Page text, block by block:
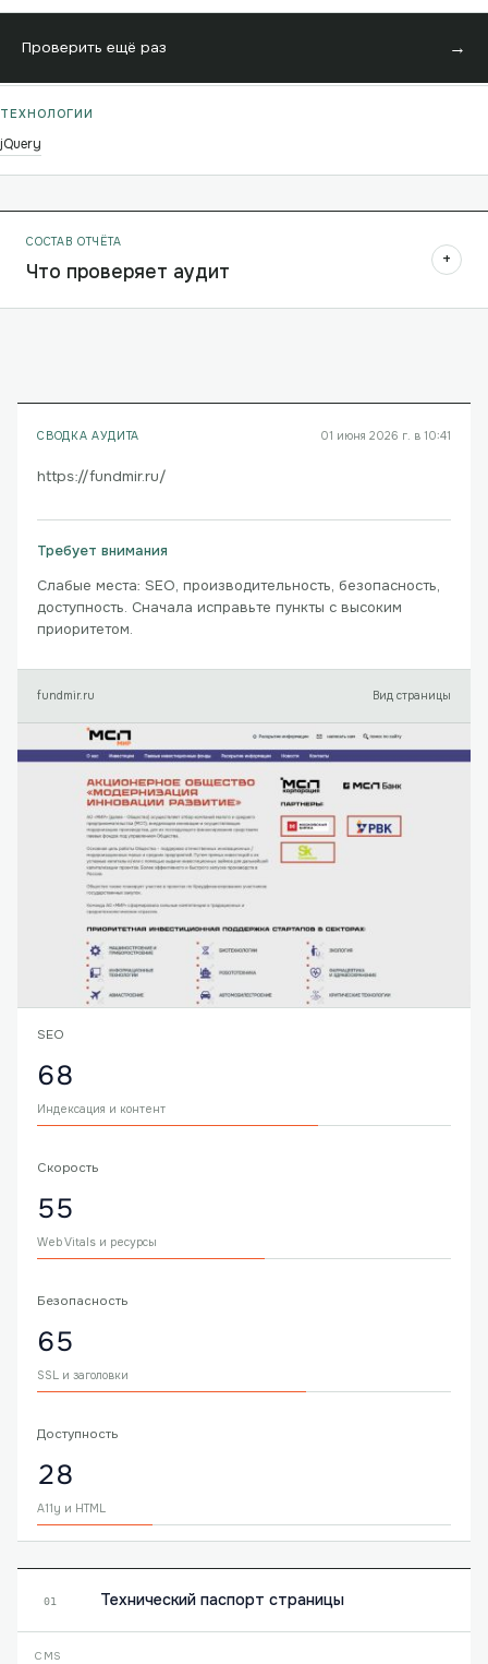
Проверить ещё раз →
ТЕХНОЛОГИИ
jQuery
СОСТАВ ОТЧЁТА
Что проверяет аудит +
СВОДКА АУДИТА 01 июня 2026 г. в 10:41
https://fundmir.ru/
Требует внимания
Слабые места: SEO, производительность, безопасность,
доступность. Сначала исправьте пункты с высоким
приоритетом.
fundmir.ru Вид страницы
SEO
68
Индексация и контент
Скорость
55
Web Vitals и ресурсы
Безопасность
65
SSL и заголовки
Доступность
28
A11y и HTML
01 Технический паспорт страницы
CMS